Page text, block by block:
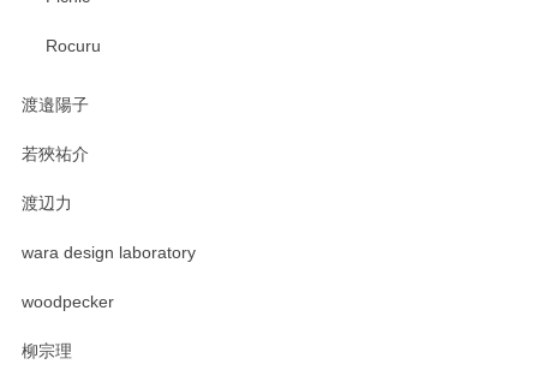
Rocuru
渡邉陽子
若狹祐介
渡辺力
wara design laboratory
woodpecker
柳宗理